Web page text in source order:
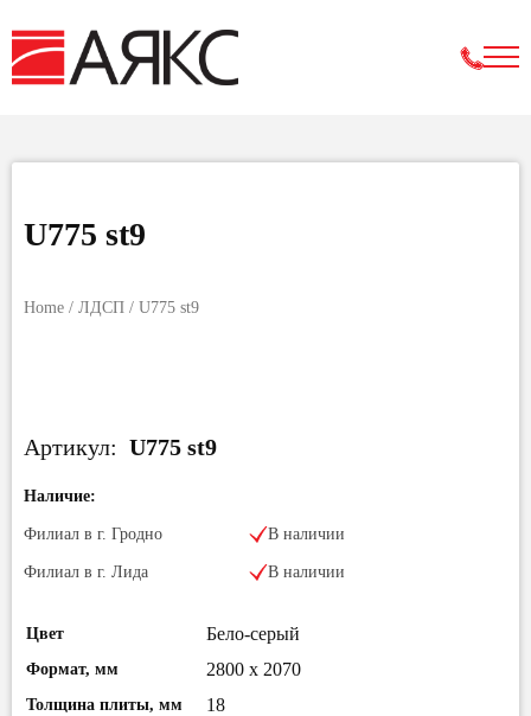
U775 st9
Home / ЛДСП / U775 st9
Артикул: U775 st9
Наличие:
Филиал в г. Гродно В наличии
Филиал в г. Лида В наличии
Цвет Бело-серый
Формат, мм 2800 х 2070
Толщина плиты, мм 18